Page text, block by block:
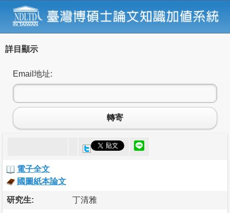
詳目顯示
Email地址:
轉寄
電子全文
國圖紙本論文
研究生: 丁清雅